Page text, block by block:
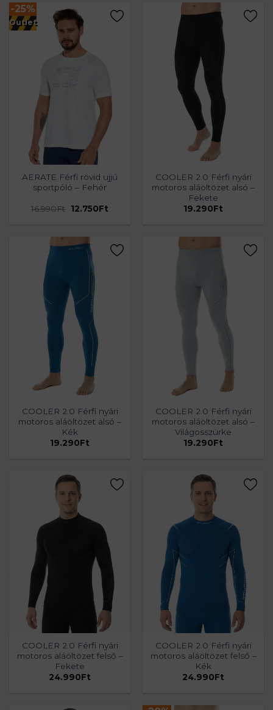
-25%
AERATE Férfi rövid ujjú
sportpóló – Fehér
16.990Ft
Original
12.750FtCurrent
Outlet
COOLER 2.0 Férfi nyári
motoros aláöltözet alsó –
Fekete
19.290Ft
COOLER 2.0 Férfi nyári
motoros aláöltözet alsó –
Kék
19.290Ft
COOLER 2.0 Férfi nyári
motoros aláöltözet alsó –
Világosszürke
19.290Ft
COOLER 2.0 Férfi nyári
motoros aláöltözet felső –
Fekete
24.990Ft
COOLER 2.0 Férfi nyári
motoros aláöltözet felső –
Kék
24.990Ft